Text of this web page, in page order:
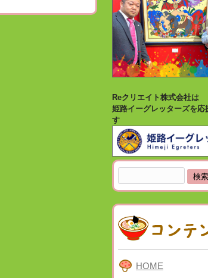
Reクリエイト株式会社は
姫路イーグレッターズを応
す
索:
HOME